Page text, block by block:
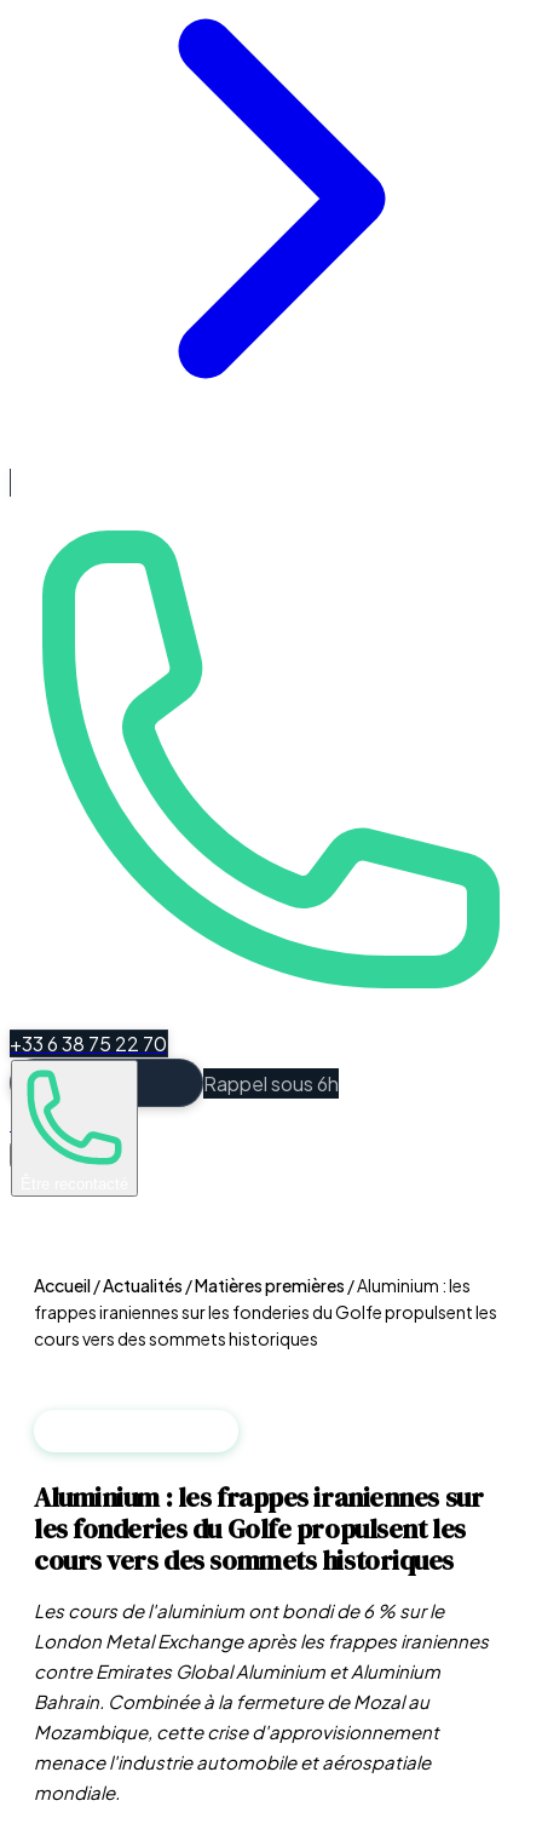
+33 6 38 75 22 70
Rappel sous 6h
Espace Client
Accueil/Actualités /Matières premières /Aluminium : les
frappes iraniennes sur les fonderies du Golfe propulsent les
cours vers des sommets historiques
Aluminium : les frappes iraniennes sur
les fonderies du Golfe propulsent les
cours vers des sommets historiques
Les cours de l'aluminium ont bondi de 6 % sur le
London Metal Exchange après les frappes iraniennes
contre Emirates Global Aluminium et Aluminium
Bahrain. Combinée à la fermeture de Mozal au
Mozambique, cette crise d'approvisionnement
menace l'industrie automobile et aérospatiale
mondiale.